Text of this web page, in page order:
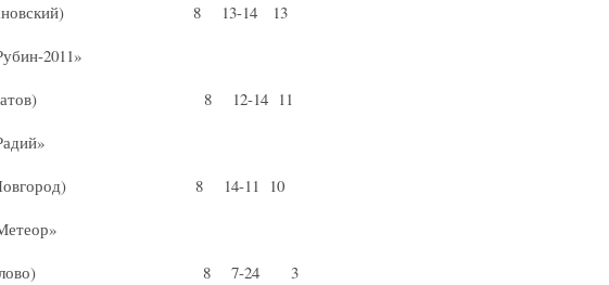
8 13-14 13
2011»
8 12-14 11
Новгород) 8 14-11 10
8 7-24 3